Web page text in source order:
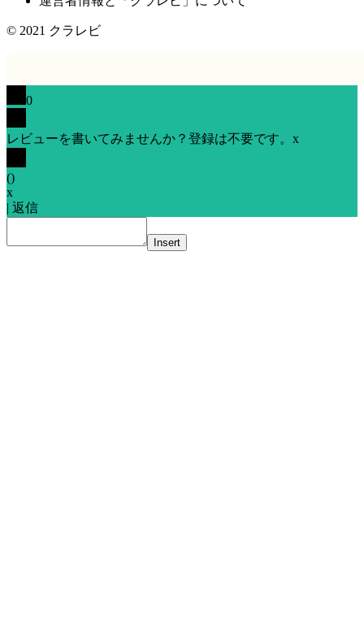
© 2021 クラレビ
0
レビューを書いてみませんか？登録は不要です。 x
()
x
| 返信
Insert